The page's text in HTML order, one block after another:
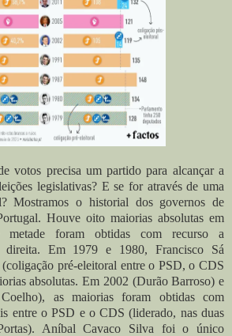
votos precisa um partido para alcançar a
legislativas? E se for através de uma
Mostramos o historial dos governos de
Houve oito maiorias absolutas em
metade foram obtidas com recurso a
direita. Em 1979 e 1980, Francisco Sá
pré-eleitoral entre o PSD, o CDS
absolutas. Em 2002 (Durão Barroso) e
as maiorias foram obtidas com
entre o PSD e o CDS (liderado, nas duas
Aníbal Cavaco Silva foi o único